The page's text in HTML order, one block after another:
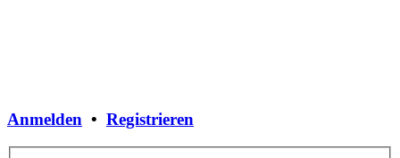
Anmelden • Registrieren